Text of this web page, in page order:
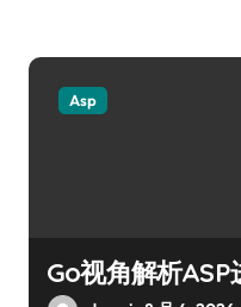
Asp
Go视角解析ASP